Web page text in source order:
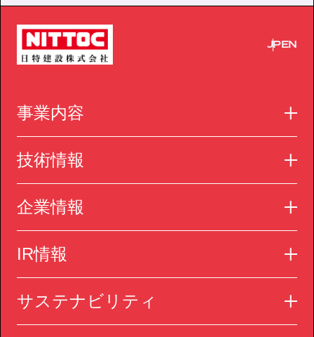
JPEN
事業内容
技術情報
企業情報
IR情報
サステナビリティ